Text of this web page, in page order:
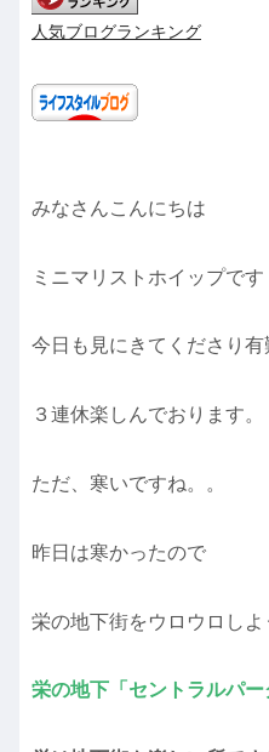
人気ブログランキング
みなさんこんにちは
ミニマリストホイップです
今日も見にきてくださり有
３連休楽しんでおります。
ただ、寒いですね。。
昨日は寒かったので
栄の地下街をウロウロしよ
栄の地下「セントラルパー